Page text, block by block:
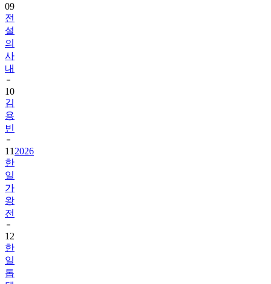
09
전
설
의
사
내
10
김
용
빈
11 2026
한
일
가
왕
전
12
한
일
톱